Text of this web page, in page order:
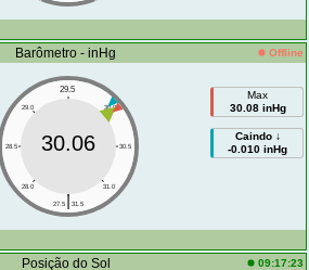
Barômetro - inHg Offline
29.5
29.0 30.0
28.5 30.5
28.0 31.0
|
27.5 31.5
30.06
Max
30.08 inHg
Caindo ↓
-0.010 inHg
Posição do Sol 09:17:23